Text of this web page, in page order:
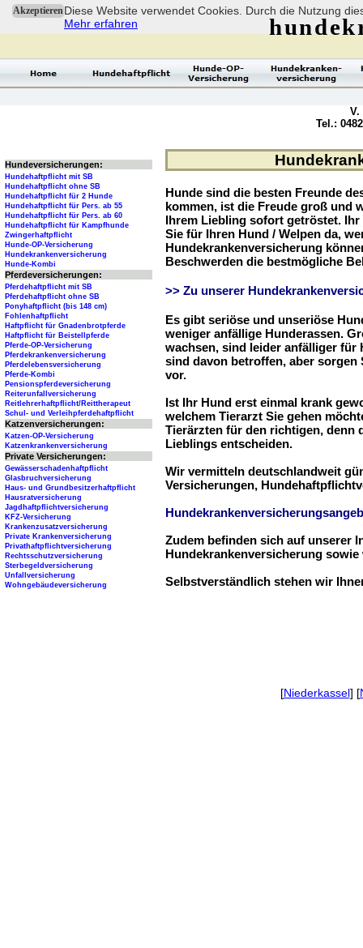
AkzeptierenDiese Website verwendet Cookies. Durch die Nutzung
Mehr erfahren
Hunde sind die besten Freunde
kommen, ist die Freude groß und
Ihrem Liebling sofort getröstet.
Sie für Ihren Hund / Welpen da,
Hundekrankenversicherung
Beschwerden die bestmögliche
>> Zu unserer
Es gibt seriöse und unseriöse
weniger anfällige Hunderassen.
wachsen, sind leider anfälliger für
sind davon betroffen, aber sorgen
vor.
Ist Ihr Hund erst einmal krank
welchem Tierarzt Sie gehen
Tierärzten für den richtigen, denn
Lieblings entscheiden.
Wir vermitteln deutschlandweit
Versicherungen,
Zudem befinden sich auf unserer
Hundekrankenversicherung
Selbstverständlich stehen wir
Hundeversicherungen:
Hundehaftpflicht mit SB
Hundehaftpflicht ohne SB
Hundehaftpflicht für 2 Hunde
Hundehaftpflicht für Pers. ab 55
Hundehaftpflicht für Pers. ab 60
Hundehaftpflicht für Kampfhunde
Zwingerhaftpflicht
Hunde-OP-Versicherung
Hundekrankenversicherung
Hunde-Kombi
Pferdeversicherungen:
Pferdehaftpflicht mit SB
Pferdehaftpflicht ohne SB
Ponyhaftpflicht (bis 148 cm)
Fohlenhaftpflicht
Haftpflicht für Gnadenbrotpferde
Haftpflicht für Beistellpferde
Pferde-OP-Versicherung
Pferdekrankenversicherung
Pferdelebensversicherung
Pferde-Kombi
Pensionspferdeversicherung
Reiterunfallversicherung
Reitlehrerhaftpflicht/Reittherapeut
Schul- und Verleihpferdehaftpflicht
Katzenversicherungen:
Katzen-OP-Versicherung
Katzenkrankenversicherung
Private Versicherungen:
Gewässerschadenhaftpflicht
Glasbruchversicherung
Haus- und Grundbesitzerhaftpflicht
Hausratversicherung
Jagdhaftpflichtversicherung
KFZ-Versicherung
Krankenzusatzversicherung
Private Krankenversicherung
Privathaftpflichtversicherung
Rechtsschutzversicherung
Sterbegeldversicherung
Unfallversicherung
Wohngebäudeversicherung
V.
Tel.:
[Niederkassel] [